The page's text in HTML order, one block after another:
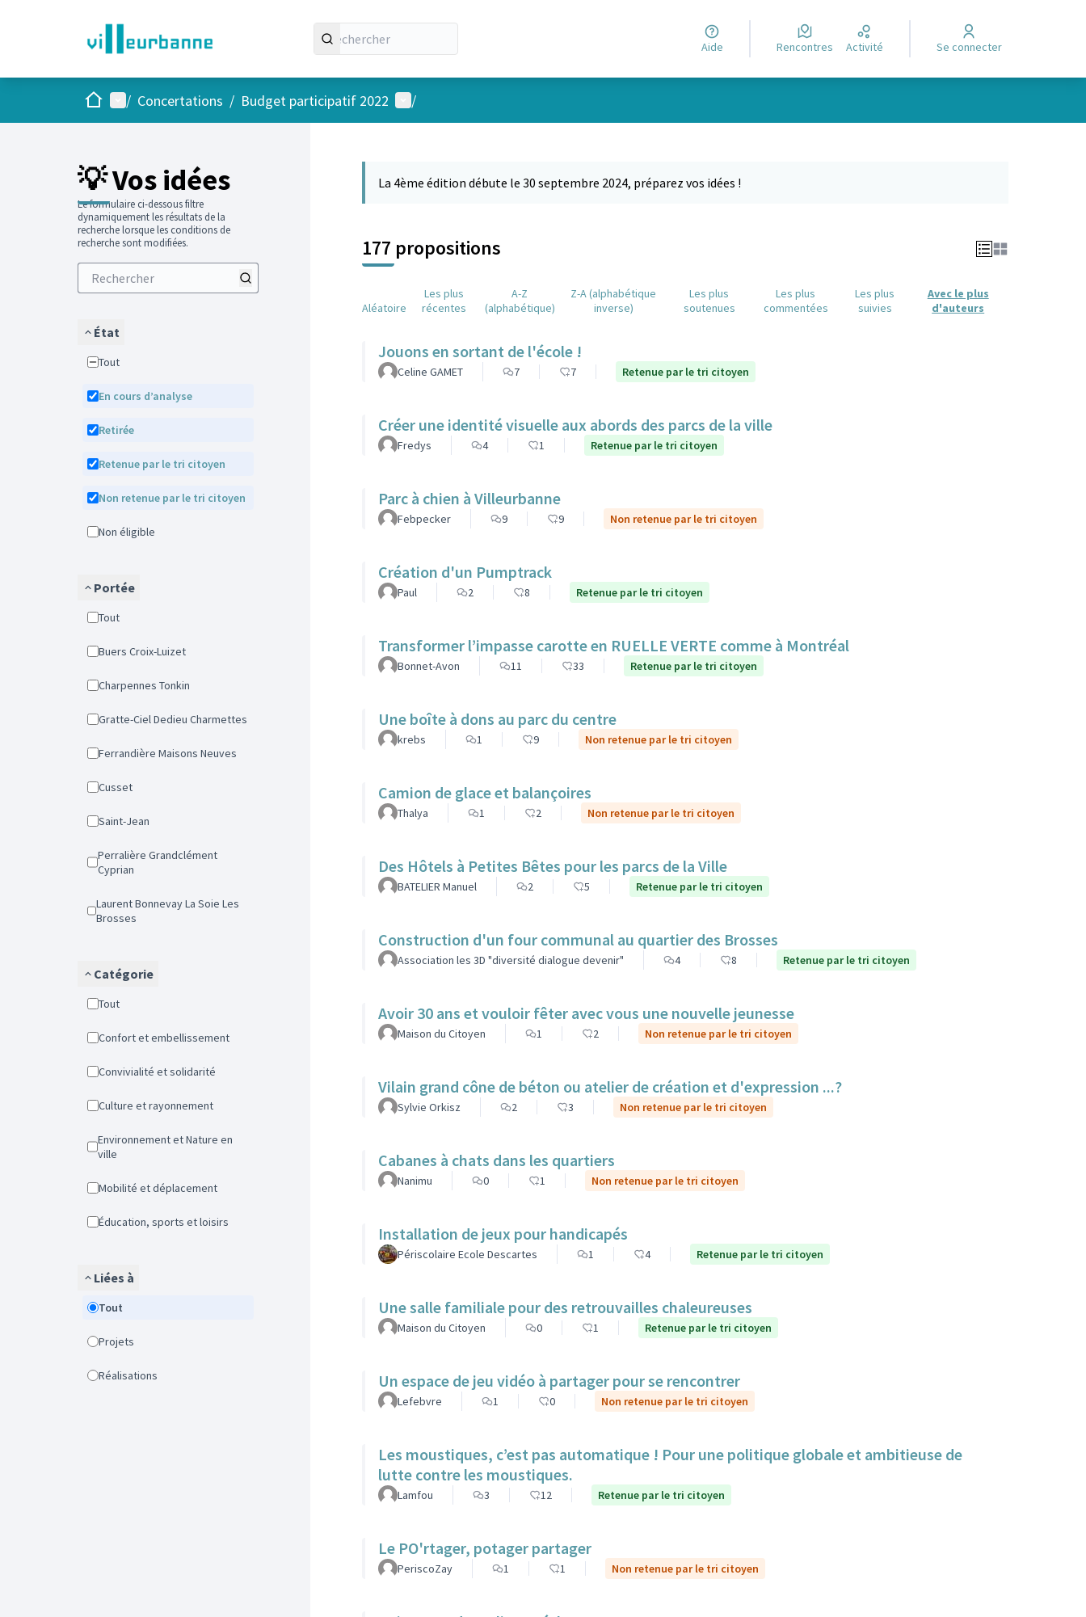
Aide Rencontres Activité Se connecter
AccueilMenu principal
/ Concertations / Budget participatif 2022 Menu utilisateur
/
💡 Vos idées
Le formulaire ci-dessous filtre
dynamiquement les résultats de la
recherche lorsque les conditions de
recherche sont modifiées.
État
Tout
En cours d’analyse
Retirée
Retenue par le tri citoyen
Non retenue par le tri citoyen
Non éligible
Portée
Tout
Buers Croix-Luizet
Charpennes Tonkin
Gratte-Ciel Dedieu Charmettes
Ferrandière Maisons Neuves
Cusset
Saint-Jean
Perralière Grandclément
Cyprian
Laurent Bonnevay La Soie Les
Brosses
Catégorie
Tout
Confort et embellissement
Convivialité et solidarité
Culture et rayonnement
Environnement et Nature en
ville
Mobilité et déplacement
Éducation, sports et loisirs
Liées à
Tout
Projets
Réalisations
La 4ème édition débute le 30 septembre 2024, préparez vos idées !
177 propositions
Aléatoire
Les plus
récentes
A-Z
(alphabétique)
Z-A (alphabétique
inverse)
Les plus
soutenues
Les plus
commentées
Les plus
suivies
Avec le plus
d'auteurs
Jouons en sortant de l'école !
Celine GAMET 7 7 Retenue par le tri citoyen
Créer une identité visuelle aux abords des parcs de la ville
Fredys 4 1 Retenue par le tri citoyen
Parc à chien à Villeurbanne
Febpecker 9 9 Non retenue par le tri citoyen
Création d'un Pumptrack
Paul 2 8 Retenue par le tri citoyen
Transformer l’impasse carotte en RUELLE VERTE comme à Montréal
Bonnet-Avon 11 33 Retenue par le tri citoyen
Une boîte à dons au parc du centre
krebs 1 9 Non retenue par le tri citoyen
Camion de glace et balançoires
Thalya 1 2 Non retenue par le tri citoyen
Des Hôtels à Petites Bêtes pour les parcs de la Ville
BATELIER Manuel 2 5 Retenue par le tri citoyen
Construction d'un four communal au quartier des Brosses
Association les 3D "diversité dialogue devenir" 4 8 Retenue par le tri citoyen
Avoir 30 ans et vouloir fêter avec vous une nouvelle jeunesse
Maison du Citoyen 1 2 Non retenue par le tri citoyen
Vilain grand cône de béton ou atelier de création et d'expression ...?
Sylvie Orkisz 2 3 Non retenue par le tri citoyen
Cabanes à chats dans les quartiers
Nanimu 0 1 Non retenue par le tri citoyen
Installation de jeux pour handicapés
Périscolaire Ecole Descartes 1 4 Retenue par le tri citoyen
Une salle familiale pour des retrouvailles chaleureuses
Maison du Citoyen 0 1 Retenue par le tri citoyen
Un espace de jeu vidéo à partager pour se rencontrer
Lefebvre 1 0 Non retenue par le tri citoyen
Les moustiques, c’est pas automatique ! Pour une politique globale et ambitieuse de
lutte contre les moustiques.
Lamfou 3 12 Retenue par le tri citoyen
Le PO'rtager, potager partager
PeriscoZay 1 1 Non retenue par le tri citoyen